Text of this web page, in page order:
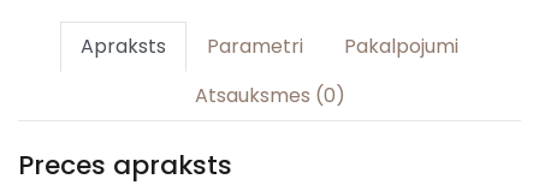
Apraksts Parametri
Pakalpojumi
Atsauksmes (0)
Preces apraksts